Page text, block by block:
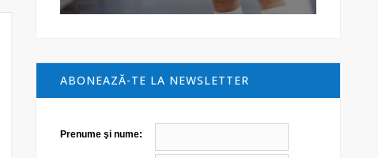
ABONEAZĂ-TE LA NEWSLETTER
Prenume şi nume: